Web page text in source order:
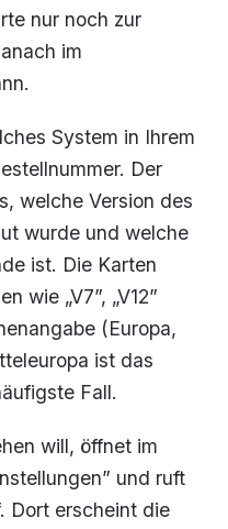
nur noch zur
im
System in Ihrem
Der
welche Version des
wurde und welche
ist. Die Karten
wie „V7”, „V12”
(Europa,
ist das
Fall.
will, öffnet im
und ruft
Dort erscheint die